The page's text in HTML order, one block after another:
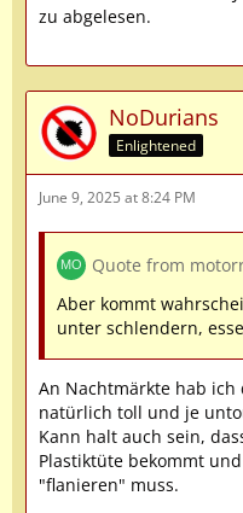
zu abgelesen.
NoDurians
Enlightened
June 9, 2025 at 8:24 PM
Quote from
Aber kommt
unter schlendern,
An Nachtmärkte hab
natürlich toll und je
Kann halt auch sein,
Plastiktüte bekommt
"flanieren" muss.